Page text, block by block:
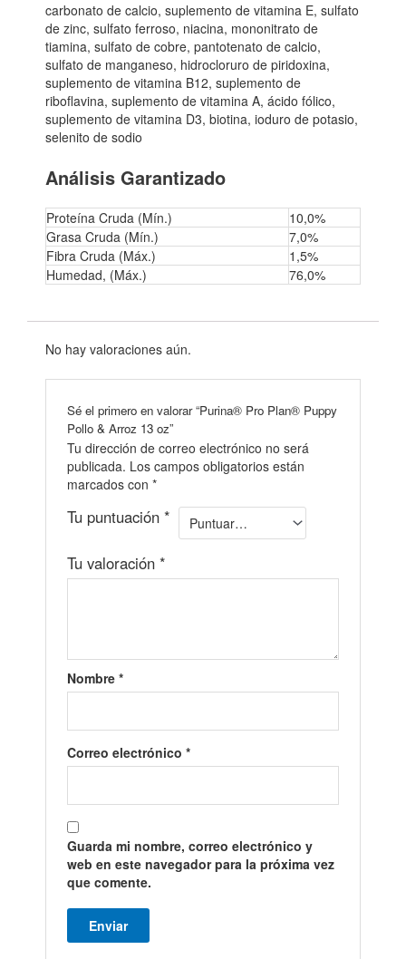
carbonato de calcio, suplemento de vitamina E, sulfato
de zinc, sulfato ferroso, niacina, mononitrato de
tiamina, sulfato de cobre, pantotenato de calcio,
sulfato de manganeso, hidrocloruro de piridoxina,
suplemento de vitamina B12, suplemento de
riboflavina, suplemento de vitamina A, ácido fólico,
suplemento de vitamina D3, biotina, ioduro de potasio,
selenito de sodio
Análisis Garantizado
Proteína Cruda (Mín.)
10,0%
Grasa Cruda (Mín.)
7,0%
Fibra Cruda (Máx.)
1,5%
Humedad, (Máx.)
76,0%
No hay valoraciones aún.
Sé el primero en valorar “Purina® Pro Plan® Puppy
Pollo & Arroz 13 oz”
Tu dirección de correo electrónico no será
publicada. Los campos obligatorios están
marcados con*
Tu puntuación *
Tu valoración *
Nombre*
Correo electrónico*
Guarda mi nombre, correo electrónico y
web en este navegador para la próxima vez
que comente.